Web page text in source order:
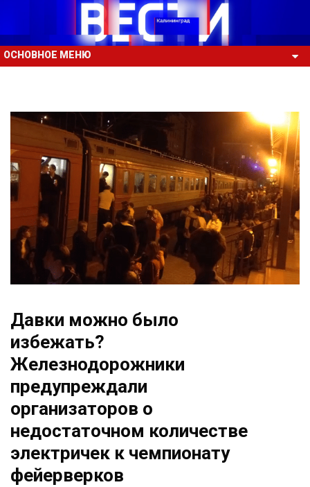
ОСНОВНОЕ МЕНЮ
Давки можно было
избежать?
Железнодорожники
предупреждали
организаторов о
недостаточном количестве
электричек к чемпионату
фейерверков